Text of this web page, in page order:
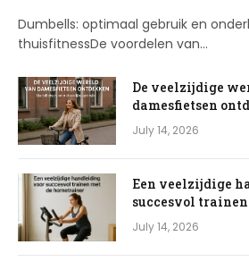
Dumbells: optimaal gebruik en
thuisfitnessDe voordelen van…
De veelzijdige
damesfietsen
July 14, 2026
Een veelzijdige
succesvol
July 14, 2026